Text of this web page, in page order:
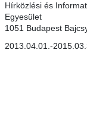
Hírközlési és
Egyesület
1051 Budapest
2013.04.01.-